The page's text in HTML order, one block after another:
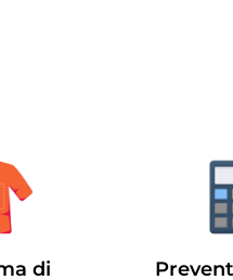
di